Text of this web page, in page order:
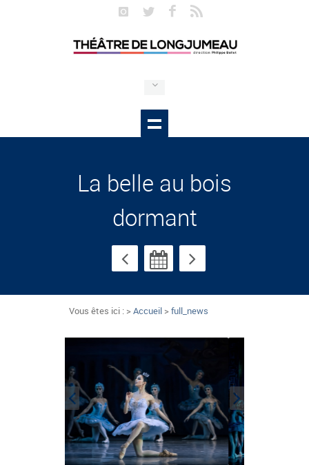
La belle au bois
dormant
Vous êtes ici : >Accueil >full_news